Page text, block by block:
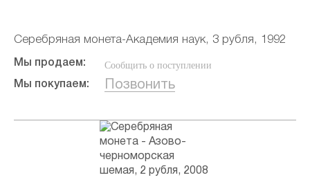
Серебряная монета-Академия наук, 3 рубля, 1992
Мы продаем: Сообщить о поступлении
Мы покупаем: Позвонить